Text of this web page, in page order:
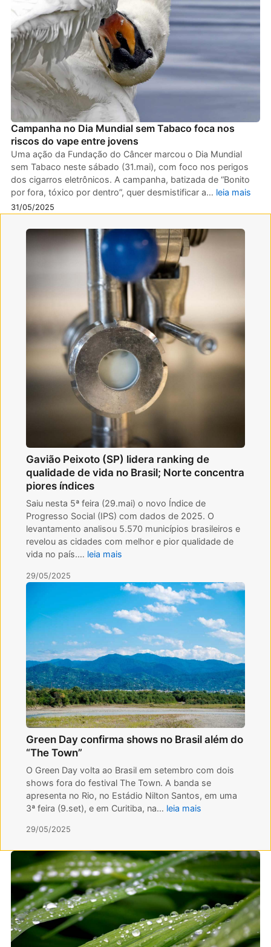
Campanha no Dia Mundial sem Tabaco foca nos
riscos do vape entre jovens
Uma ação da Fundação do Câncer marcou o Dia Mundial
sem Tabaco neste sábado (31.mai), com foco nos perigos
dos cigarros eletrônicos. A campanha, batizada de “Bonito
por fora, tóxico por dentro”, quer desmistificar a… leia mais
31/05/2025
Gavião Peixoto (SP) lidera ranking de
qualidade de vida no Brasil; Norte concentra
piores índices
Saiu nesta 5ª feira (29.mai) o novo Índice de
Progresso Social (IPS) com dados de 2025. O
levantamento analisou 5.570 municípios brasileiros e
revelou as cidades com melhor e pior qualidade de
vida no país.… leia mais
29/05/2025
Green Day confirma shows no Brasil além do
“The Town”
O Green Day volta ao Brasil em setembro com dois
shows fora do festival The Town. A banda se
apresenta no Rio, no Estádio Nilton Santos, em uma
3ª feira (9.set), e em Curitiba, na… leia mais
29/05/2025